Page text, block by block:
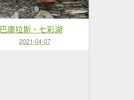
巴庫拉斯，七彩湖
2021-04-07